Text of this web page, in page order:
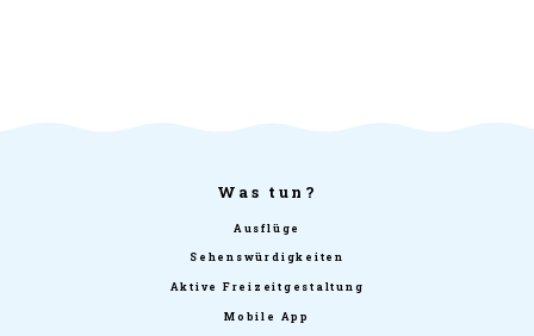
Was tun?
Ausflüge
Sehenswürdigkeiten
Aktive Freizeitgestaltung
Mobile App